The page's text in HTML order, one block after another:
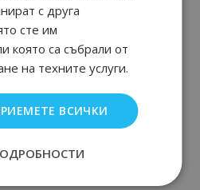
клиенти
с друга
сте им
която са събрали от
на техните услуги.
ВСИЧКИ